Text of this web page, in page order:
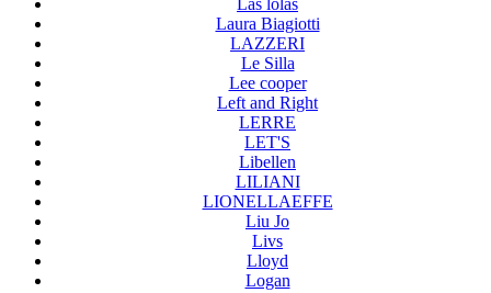
Laura Biagiotti
LAZZERI
Le Silla
Lee cooper
Left and Right
LERRE
LET'S
Libellen
LILIANI
LIONELLAEFFE
Liu Jo
Livs
Lloyd
Logan